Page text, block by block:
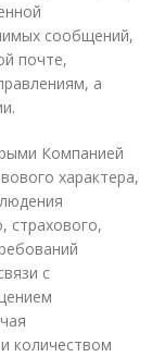
сообщений,
почте,
а
Компанией
характера,
страхового,
с
количеством